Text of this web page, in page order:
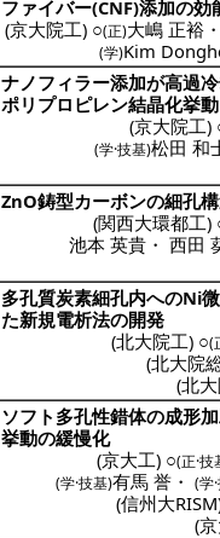
ファイバー(CNF)添加の効
(京大院工) ○(正)大嶋 正裕・
(学)Kim
ナノフィラー添加が高過
ポリプロピレン結晶化挙動
(京大院工)
(学·技基)松田 和
ZnO鋳型カーボンの細孔
(関西大環都工)
池本 英貴・ 西田
多孔質炭素細孔内へのNi
た新規電析法の開発
(北大院工) ○(
(北大院
(北
ソフト 多孔性錯体の成形
挙動の緩慢化
(京大工) ○(正·技
(学·技基)有馬 誉・ (学
(信州大RISM
(